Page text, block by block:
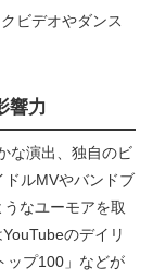
ビデオやダンス
響力
な演出、独自のビ
ルMVやバンドブ
なユーモアを取
のデイリ
ップ100」などが